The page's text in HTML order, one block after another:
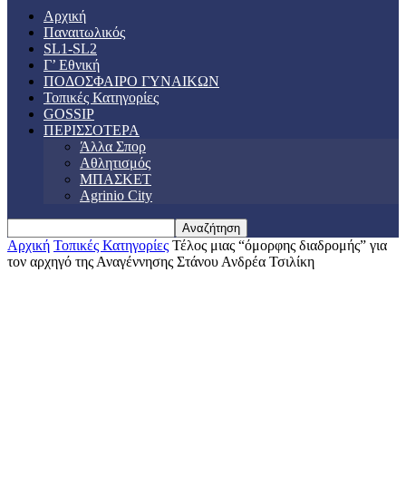
Αρχική
Παναιτωλικός
SL1-SL2
Γ’ Εθνική
ΠΟΔΟΣΦΑΙΡΟ ΓΥΝΑΙΚΩΝ
Τοπικές Κατηγορίες
GOSSIP
ΠΕΡΙΣΣΟΤΕΡΑ
Άλλα Σπορ
Αθλητισμός
ΜΠΑΣΚΕΤ
Agrinio City
Αρχική Τοπικές Κατηγορίες Τέλος μιας “όμορφης διαδρομής” για
τον αρχηγό της Αναγέννησης Στάνου Ανδρέα Τσιλίκη